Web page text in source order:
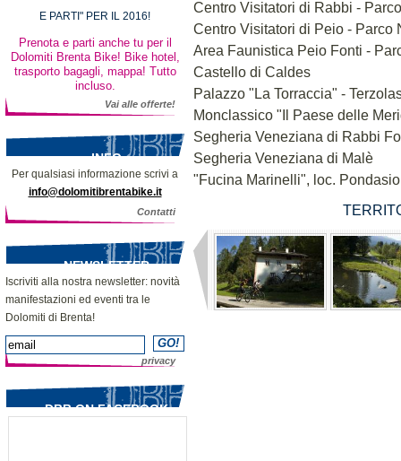
E PARTI" PER IL 2016!
Prenota e parti anche tu per il
Dolomiti Brenta Bike! Bike hotel,
trasporto bagagli, mappa! Tutto
incluso.
Vai alle offerte!
INFO
Per qualsiasi informazione scrivi a
info@dolomitibrentabike.it
Contatti
NEWSLETTER
Iscriviti alla nostra newsletter: novità
manifestazioni ed eventi tra le
Dolomiti di Brenta!
privacy
DBB ON FACEBOOK
Centro Visitatori di Rabbi -
Centro Visitatori di Peio - Parco
Area Faunistica Peio Fonti -
Castello di Caldes
Palazzo "La Torraccia" -
Monclassico "Il Paese delle
Segheria Veneziana di Rabbi
Segheria Veneziana di Malè
"Fucina Marinelli", loc.